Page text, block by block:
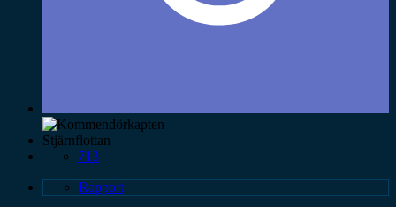
Stjärnflottan
713
Rapport